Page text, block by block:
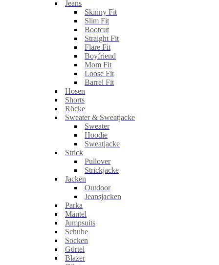
Jeans
Skinny Fit
Slim Fit
Bootcut
Straight Fit
Flare Fit
Boyfriend
Mom Fit
Loose Fit
Barrel Fit
Hosen
Shorts
Röcke
Sweater & Sweatjacke
Sweater
Hoodie
Sweatjacke
Strick
Pullover
Strickjacke
Jacken
Outdoor
Jeansjacken
Parka
Mäntel
Jumpsuits
Schuhe
Socken
Gürtel
Blazer